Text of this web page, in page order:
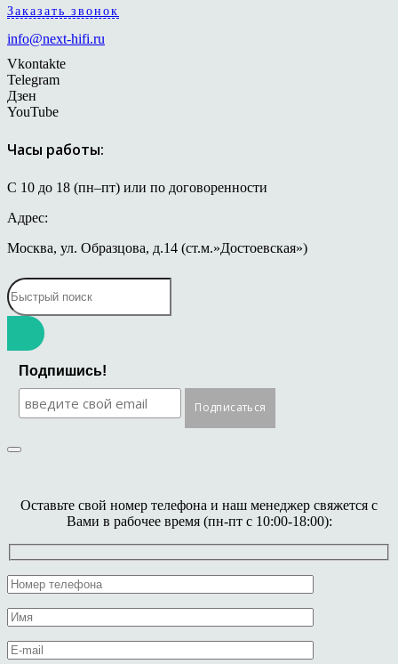
Заказать звонок
info@next-hifi.ru
Vkontakte
Telegram
Дзен
YouTube
Часы работы:
С 10 до 18 (пн–пт) или по договоренности
Адрес:
Москва, ул. Образцова, д.14 (ст.м.»Достоевская»)
Подпишись!
Оставьте свой номер телефона и наш менеджер свяжется с
Вами в рабочее время (пн-пт с 10:00-18:00):